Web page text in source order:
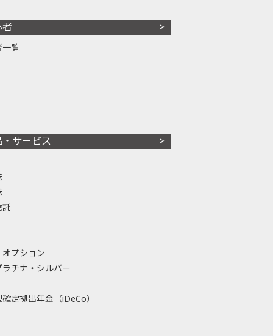
一覧
サービス
託
プション
ラチナ・シルバー
定拠出年金（iDeCo）